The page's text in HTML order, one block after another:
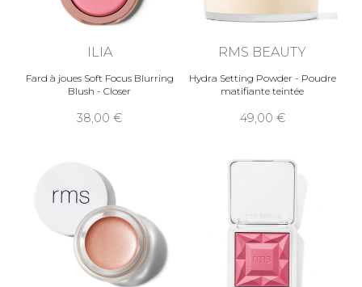
ILIA
Fard à joues Soft Focus Blurring
Blush - Closer
38,00
RMS BEAUTY
Hydra Setting Powder - Poudre
matifiante teintée
49,00